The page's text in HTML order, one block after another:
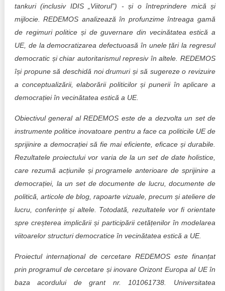
tankuri (inclusiv IDIS „Viitorul”) - și o întreprindere mică și
mijlocie. REDEMOS analizează în profunzime întreaga gamă
de regimuri politice și de guvernare din vecinătatea estică a
UE, de la democratizarea defectuoasă în unele țări la regresul
democratic și chiar autoritarismul represiv în altele. REDEMOS
își propune să deschidă noi drumuri și să sugereze o revizuire
a conceptualizării, elaborării politicilor și punerii în aplicare a
democrației în vecinătatea estică a UE.
Obiectivul general al REDEMOS este de a dezvolta un set de
instrumente politice inovatoare pentru a face ca politicile UE de
sprijinire a democrației să fie mai eficiente, eficace și durabile.
Rezultatele proiectului vor varia de la un set de date holistice,
care rezumă acțiunile și programele anterioare de sprijinire a
democrației, la un set de documente de lucru, documente de
politică, articole de blog, rapoarte vizuale, precum și ateliere de
lucru, conferințe și altele. Totodată, rezultatele vor fi orientate
spre creșterea implicării și participării cetățenilor în modelarea
viitoarelor structuri democratice în vecinătatea estică a UE.
Proiectul internațional de cercetare REDEMOS este finanțat
prin programul de cercetare și inovare Orizont Europa al UE în
baza acordului de grant nr. 101061738. Universitatea